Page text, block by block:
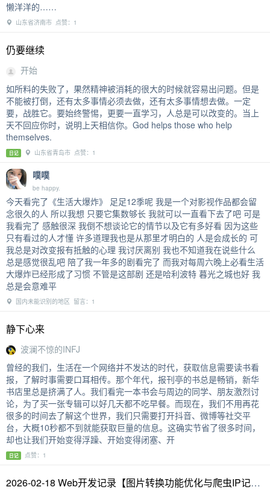
懒洋洋的……
山东省济南市 点赞：1
仍要继续
开始
如所料的失败了，果然精神被消耗的很大的时候就容易出问题。但是
不能被打倒，还有太多事情必须去做，还有太多事情想去做。一定
要，战胜它。要始终警惕，更要一直学习，人总是可以改变的。当上
天不回应你时，说明上天相信你。God helps those who help
themselves.
日记 山东省青岛市 点赞：1
噗噗
be happy.
今天看完了《生活大爆炸》 足足12季呢 我是一个对影视作品都会留
念很久的人 所以我想 只要它集数够长 我就可以一直看下去了吧 可是
我看完了 感触很深 我倒不想谈论它的情节以及它有多好看 因为这些
只有看过的人才懂 许多道理我也是从那里才明白的 人是会成长的 可
我总是对改变报有抵触的心理 我讨厌离别 我也不知道我在说些什么
总是感觉很乱吧 陪了我一年多的剧看完了 而我对每周六晚上必看生活
大爆炸已经形成了习惯 不管是这部剧 还是哈利波特 暮光之城也好 我
总是会意难平
国内未能识别的地区 留言：1
静下心来
波澜不惊的INFJ
曾经的我们，生活在一个网络并不发达的时代，获取信息需要读书看
报，了解时事需要口耳相传。那个年代，报刊亭的书总是畅销，新华
书店里总是挤满了人。我们看完一本书会与周边的同学、朋友激烈讨
论，为了买一张专辑可以好几天都不吃早餐。而现在，我们不用再花
很多的时间去了解这个世界，我们只需要打开抖音、微博等社交平
台，大概10秒都不到就能获取巨量的信息。这确实节省了很多时间，
却也让我们开始变得浮躁、开始变得闭塞、开
日记 点赞：1
2026-02-18 Web开发记录【图片转换功能优化与爬虫IP记录】